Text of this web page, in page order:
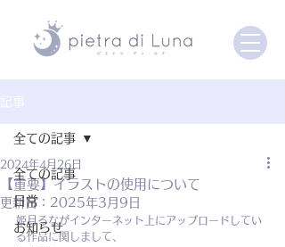
全ての記事
日常
お知らせ
全ての記事
【重要】イラストの使用について
2024年4月26日
更新日： 2025年3月9日
姫月るながインターネット上にアップロードしてい
る作品に関しまして、